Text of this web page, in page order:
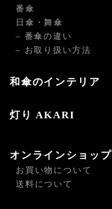
番傘
日傘・舞傘
– 番傘の違い
– お取り扱い方法
和傘のインテリア
灯り AKARI
オンラインショップ
お買い物について
送料について